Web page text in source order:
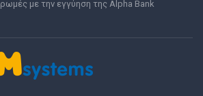
με την εγγύηση της Alpha Bank